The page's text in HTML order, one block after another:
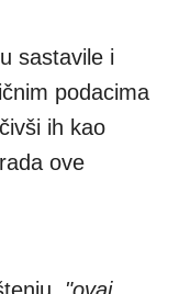
sastavile i
podacima
ih kao
ove